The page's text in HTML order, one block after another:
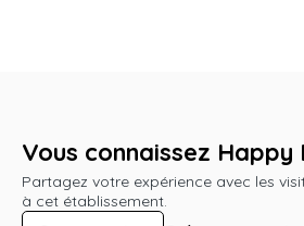
Vous connaissez Happy
Partagez votre expérience avec les
à cet établissement.